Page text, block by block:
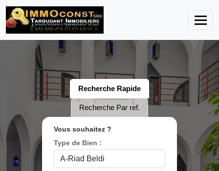
Recherche Rapide
Recherche Par ref.
Vous souhaitez ?
Type de Bien :